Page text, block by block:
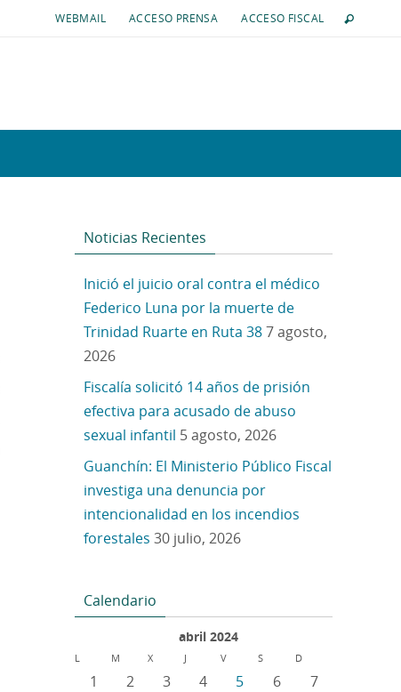
WEBMAIL ACCESO PRENSA ACCESO FISCAL
Noticias Recientes
Inició el juicio oral contra el médico
Federico Luna por la muerte de
Trinidad Ruarte en Ruta 387 agosto,
2026
Fiscalía solicitó 14 años de prisión
efectiva para acusado de abuso
sexual infantil 5 agosto, 2026
Guanchín: El Ministerio Público Fiscal
investiga una denuncia por
intencionalidad en los incendios
forestales 30 julio, 2026
Calendario
abril 2024
L M X J V S D
1 2 3 4 5 6
7